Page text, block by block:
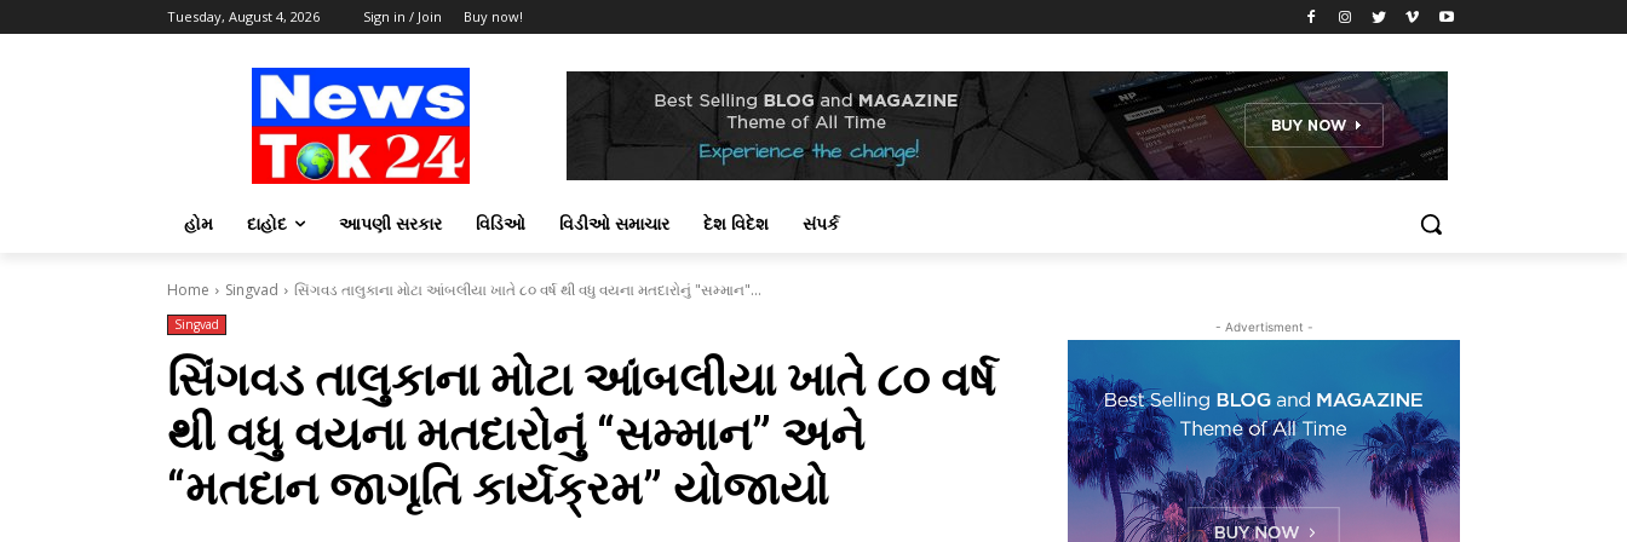
Tuesday, August 4, 2026 Sign in / Join Buy now!
હોમ દાહોદ આપણી સરકાર વિડિઓ વિડીઓ સમાચાર દેશ વિદેશ સંપર્ક
Home Singvad સિંગવડ તાલુકાના મોટા આંબલીયા ખાતે ૮૦ વર્ષ થી વધુ વયના મતદારોનું "સમ્માન"...
Singvad
સિંગવડ તાલુકાના મોટા આંબલીયા ખાતે ૮૦ વર્ષ
થી વધુ વયના મતદારોનું “સમ્માન” અને
“મતદાન જાગૃતિ કાર્યક્રમ” યોજાયો
- Advertisment -